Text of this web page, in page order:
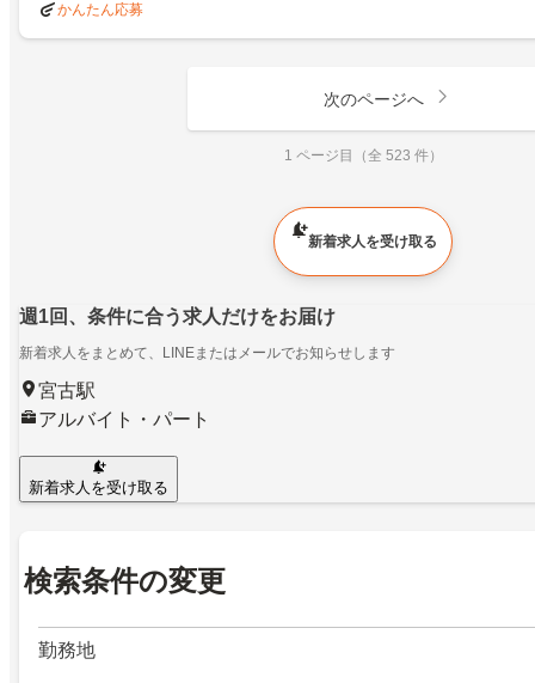
かんたん応募
次のページへ
1 ページ目（全 523 件）
新着求人を受け取る
週1回、条件に合う求人だけをお届け
新着求人をまとめて、LINEまたはメールでお知らせします
宮古駅
アルバイト・パート
新着求人を受け取る
検索条件の変更
勤務地